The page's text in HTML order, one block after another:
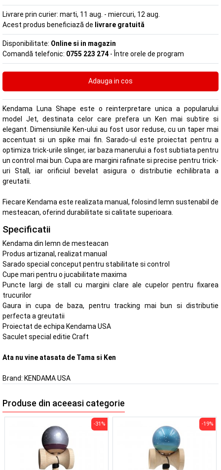
Livrare prin curier: marti, 11 aug. - miercuri, 12 aug.
Acest produs beneficiază de livrare gratuită
Disponibilitate: Online si in magazin
Comandă telefonic: 0755 223 274 - Între orele de program
Kendama Luna Shape este o reinterpretare unica a popularului
model Jet, destinata celor care prefera un Ken mai subtire si
elegant. Dimensiunile Ken-ului au fost usor reduse, cu un taper mai
accentuat si un spike mai fin. Sarado-ul este proiectat pentru a
optimiza trick-urile slinger, iar baza manerului a fost subtiata pentru
un control mai bun. Cupa are margini rafinate si precise pentru trick-
uri Stall, iar orificiul bevelat asigura o distributie echilibrata a
greutatii.
Fiecare Kendama este realizata manual, folosind lemn sustenabil de
mesteacan, oferind durabilitate si calitate superioara.
Specificatii
Kendama din lemn de mesteacan
Produs artizanal, realizat manual
Sarado special conceput pentru stabilitate si control
Cupe mari pentru o jucabilitate maxima
Puncte largi de stall cu margini clare ale cupelor pentru fixarea
trucurilor
Gaura in cupa de baza, pentru tracking mai bun si distributie
perfecta a greutatii
Proiectat de echipa Kendama USA
Saculet special editie Craft
Ata nu vine atasata de Tama si Ken
Brand: KENDAMA USA
Produse din aceeasi categorie
-31% -19%